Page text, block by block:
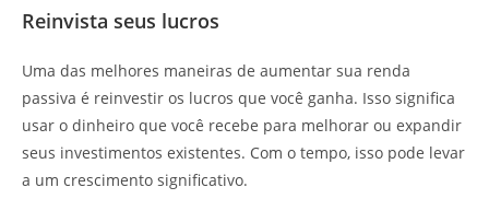
Reinvista seus lucros
Uma das melhores maneiras de aumentar sua renda
passiva é reinvestir os lucros que você ganha. Isso significa
usar o dinheiro que você recebe para melhorar ou expandir
seus investimentos existentes. Com o tempo, isso pode levar
a um crescimento significativo.